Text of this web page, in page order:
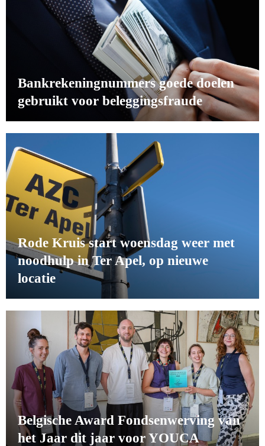
Bankrekeningnummers goede doelen
gebruikt voor beleggingsfraude
Rode Kruis start woensdag weer met
noodhulp in Ter Apel, op nieuwe
locatie
Belgische Award Fondsenwerving van
het Jaar dit jaar voor YOUCA